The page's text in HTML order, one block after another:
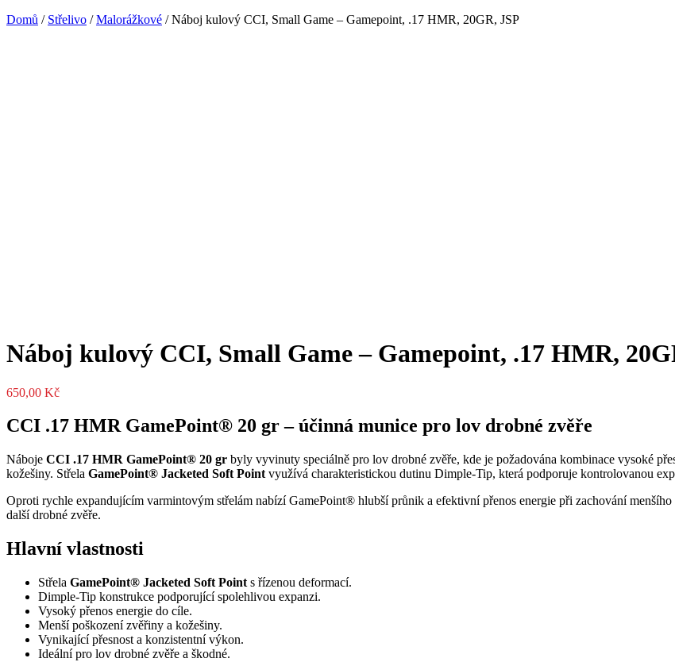
Domů / Střelivo /Malorážkové / Náboj kulový CCI, Small Game – Gamepoint, .17 HMR, 20GR, JSP
Náboj kulový CCI, Small Game – Gamepoint, .17 HMR,
650,00 Kč
CCI .17 HMR GamePoint® 20 gr – účinná munice pro lov drobné zvěře
Náboje CCI .17 HMR GamePoint® 20 gr byly vyvinuty speciálně pro lov drobné zvěře, kde je požadována kombinace vysoké
kožešiny. Střela GamePoint® Jacketed Soft Point využívá charakteristickou dutinu Dimple-Tip, která podporuje kontrolovanou
Oproti rychle expandujícím varmintovým střelám nabízí GamePoint® hlubší průnik a efektivní přenos energie při zachování
další drobné zvěře.
Hlavní vlastnosti
Střela GamePoint® Jacketed Soft Point s řízenou deformací.
Dimple-Tip konstrukce podporující spolehlivou expanzi.
Vysoký přenos energie do cíle.
Menší poškození zvěřiny a kožešiny.
Vynikající přesnost a konzistentní výkon.
Ideální pro lov drobné zvěře a škodné.